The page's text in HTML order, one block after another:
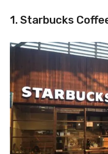
1. Starbucks